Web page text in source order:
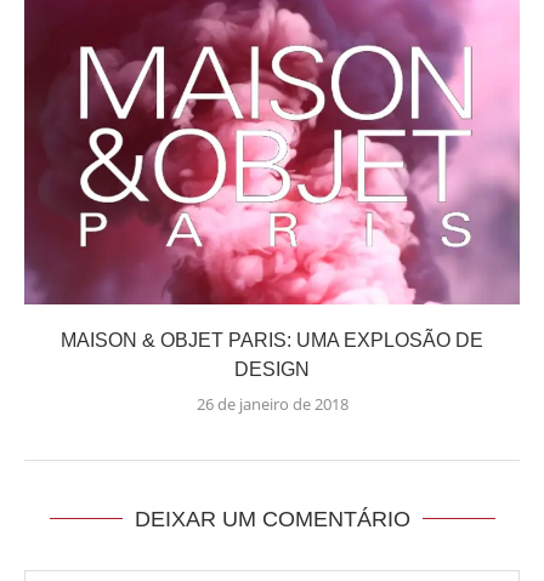
MAISON & OBJET PARIS: UMA EXPLOSÃO DE
DESIGN
26 de janeiro de 2018
DEIXAR UM COMENTÁRIO